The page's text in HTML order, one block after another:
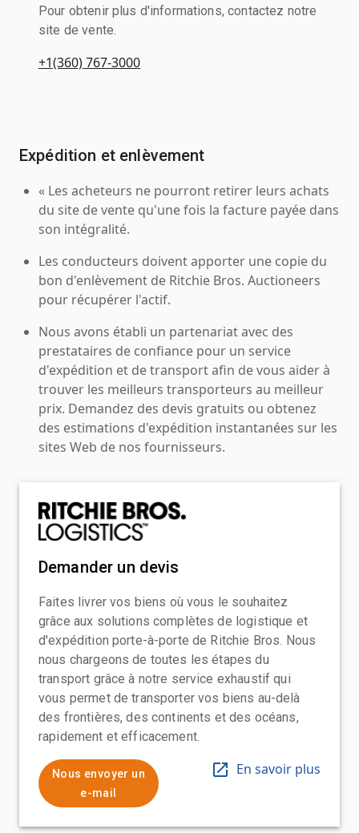
Pour obtenir plus d'informations, contactez notre
site de vente.
+1(360) 767-3000
Expédition et enlèvement
« Les acheteurs ne pourront retirer leurs achats
du site de vente qu'une fois la facture payée dans
son intégralité.
Les conducteurs doivent apporter une copie du
bon d'enlèvement de Ritchie Bros. Auctioneers
pour récupérer l'actif.
Nous avons établi un partenariat avec des
prestataires de confiance pour un service
d'expédition et de transport afin de vous aider à
trouver les meilleurs transporteurs au meilleur
prix. Demandez des devis gratuits ou obtenez
des estimations d'expédition instantanées sur les
sites Web de nos fournisseurs.
Demander un devis
Faites livrer vos biens où vous le souhaitez
grâce aux solutions complètes de logistique et
d'expédition porte-à-porte de Ritchie Bros. Nous
nous chargeons de toutes les étapes du
transport grâce à notre service exhaustif qui
vous permet de transporter vos biens au-delà
des frontières, des continents et des océans,
rapidement et efficacement.
Nous envoyer un
e-mail
En savoir plus